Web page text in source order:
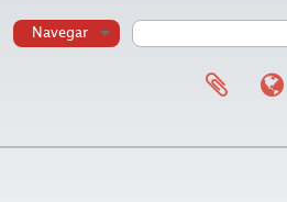
Navegar